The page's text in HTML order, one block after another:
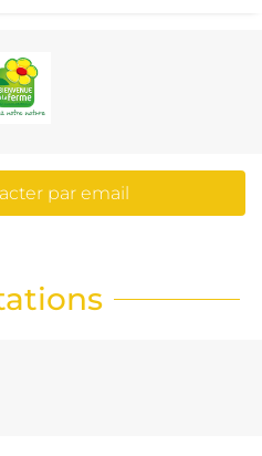
par email